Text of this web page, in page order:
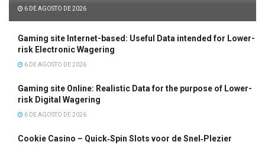
6 DE AGOSTO DE 2026
Gaming site Internet-based: Useful Data intended for Lower-
risk Electronic Wagering
6 DE AGOSTO DE 2026
Gaming site Online: Realistic Data for the purpose of Lower-
risk Digital Wagering
6 DE AGOSTO DE 2026
Cookie Casino – Quick‑Spin Slots voor de Snel‑Plezier